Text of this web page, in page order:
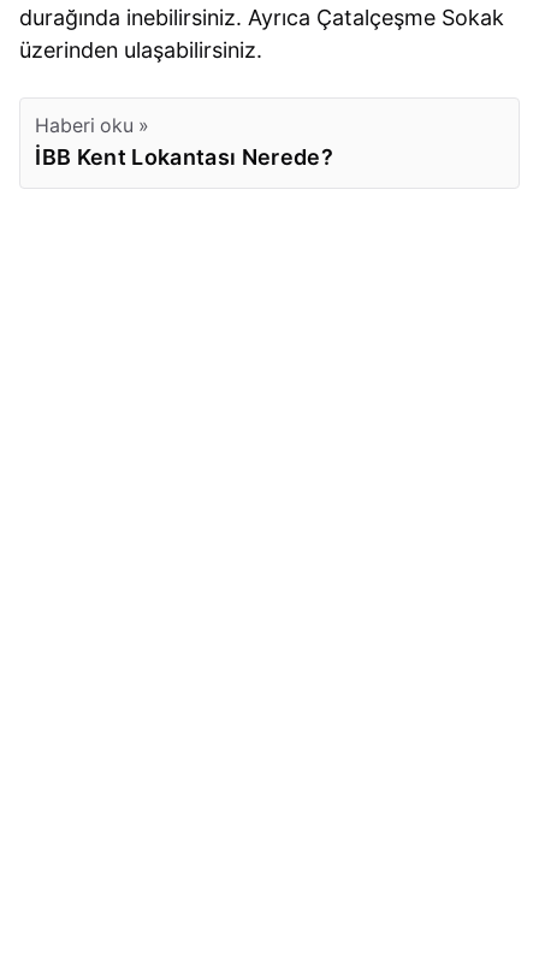
durağında inebilirsiniz. Ayrıca Çatalçeşme Sokak
üzerinden ulaşabilirsiniz.
Haberi oku »
İBB Kent Lokantası Nerede?